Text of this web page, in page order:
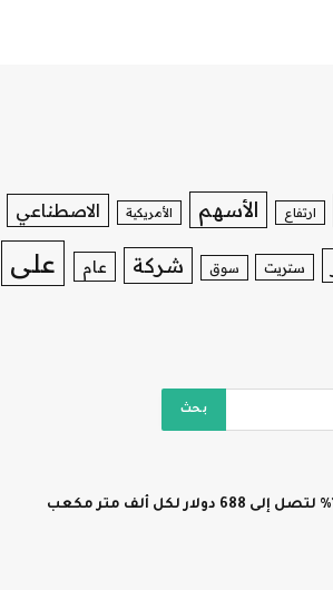
ارتفاع الأسهم الأمريكية الاصطناعي
ستريت سوق شركة عام على